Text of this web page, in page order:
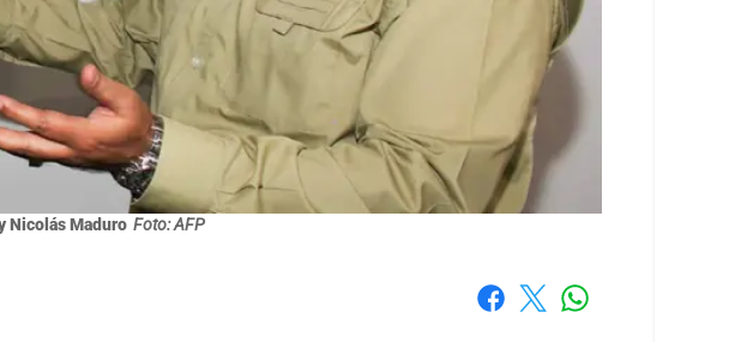
Nicolás Maduro Foto: AFP